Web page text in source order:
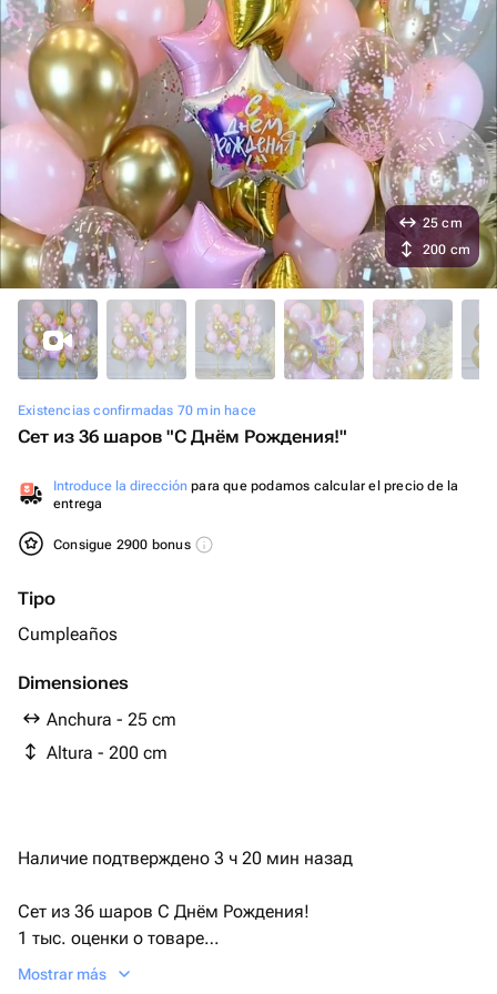
Existencias confirmadas 70 min hace
Сет из 36 шаров "С Днём Рождения!"
Introduce la dirección para que podamos calcular el precio de la
entrega
Consigue 2900 bonus
Tipo
Cumpleaños
Dimensiones
Anchura - 25 cm
Altura - 200 cm
25 cm
200 cm
Наличие подтверждено 3 ч 20 мин назад
Сет из 36 шаров С Днём Рождения!
1 тыс. оценки о товаре
Укажите адрес, и мы узнаем стоимость доставки
Mostrar más